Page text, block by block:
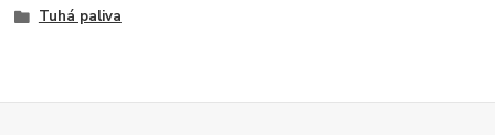
Tuhá paliva